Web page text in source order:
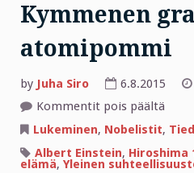
Kymmenen
atomipommi
by Juha Siro 6.8.2015
Kommentit pois päältä
Lukeminen, Nobelistit,
Albert Einstein, Hiroshima
elämä, Yleinen